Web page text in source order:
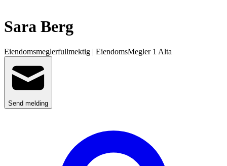
Sara Berg
Eiendomsmeglerfullmektig | EiendomsMegler 1 Alta
Send melding